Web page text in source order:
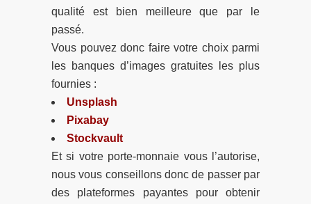
qualité est bien meilleure que par le
passé.
Vous pouvez donc faire votre choix parmi
les banques d’images gratuites les plus
fournies :
Unsplash
Pixabay
Stockvault
Et si votre porte-monnaie vous l’autorise,
nous vous conseillons donc de passer par
des plateformes payantes pour obtenir